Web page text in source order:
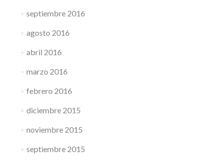
septiembre 2016
agosto 2016
abril 2016
marzo 2016
febrero 2016
diciembre 2015
noviembre 2015
septiembre 2015